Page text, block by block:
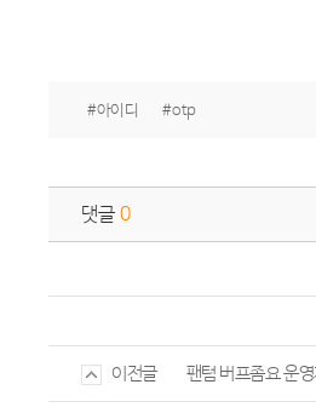
#아이디 #otp
댓글 0
이전글 팬텀 버프좀요 운